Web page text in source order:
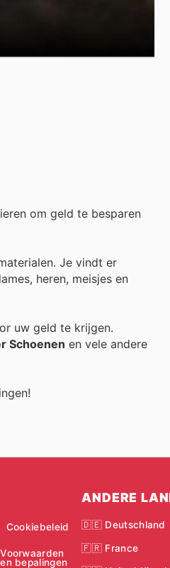
om geld te besparen
Je vindt er
heren, meisjes en
uw geld te krijgen.
Schoenen en vele andere
Cookiebeleid
Voorwaarden
en bepalingen
ANDERE
🇩🇪 Deutschland
🇫🇷 France